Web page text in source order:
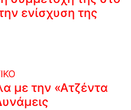
ενίσχυση της
με την «Ατζέντα